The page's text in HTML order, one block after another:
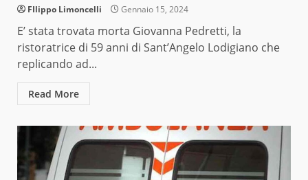
FIlippo Limoncelli Gennaio 15, 2024
E’ stata trovata morta Giovanna Pedretti, la
ristoratrice di 59 anni di Sant’Angelo Lodigiano che
replicando ad...
Read More